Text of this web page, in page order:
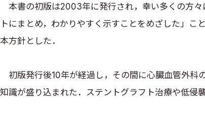
本書の初版は2003年に発行され，幸い多くの方々
トにまとめ，わかりやすく示すことをめざした」
本方針とした．
初版発行後10年が経過し，その間に心臓血管外科
知識が盛り込まれた．ステントグラフト治療や低侵